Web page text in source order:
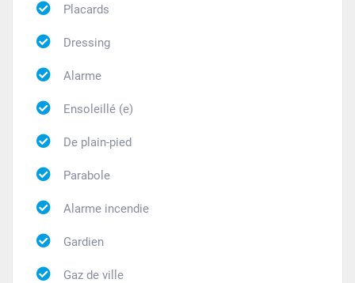
Placards
Dressing
Alarme
Ensoleillé (e)
De plain-pied
Parabole
Alarme incendie
Gardien
Gaz de ville